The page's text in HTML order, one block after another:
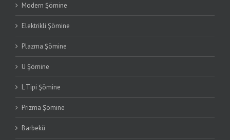
Modern Şömine
Elektrikli Şömine
Plazma Şömine
U Şömine
L Tipi Şömine
Prizma Şömine
Barbekü